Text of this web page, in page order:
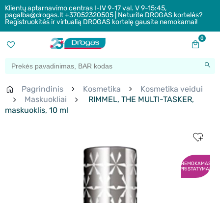
Klientų aptarnavimo centras I-IV 9-17 val. V 9-15:45,
pagalba@drogas.lt +37052320505 | Neturite DROGAS kortelės?
Registruokitės ir virtualią DROGAS kortelę gausite nemokamai!
0
Pagrindinis Kosmetika
Kosmetika veidui
Maskuokliai
RIMMEL, THE MULTI-TASKER,
maskuoklis, 10 ml
NEMOKAMAS
PRISTATYMAS